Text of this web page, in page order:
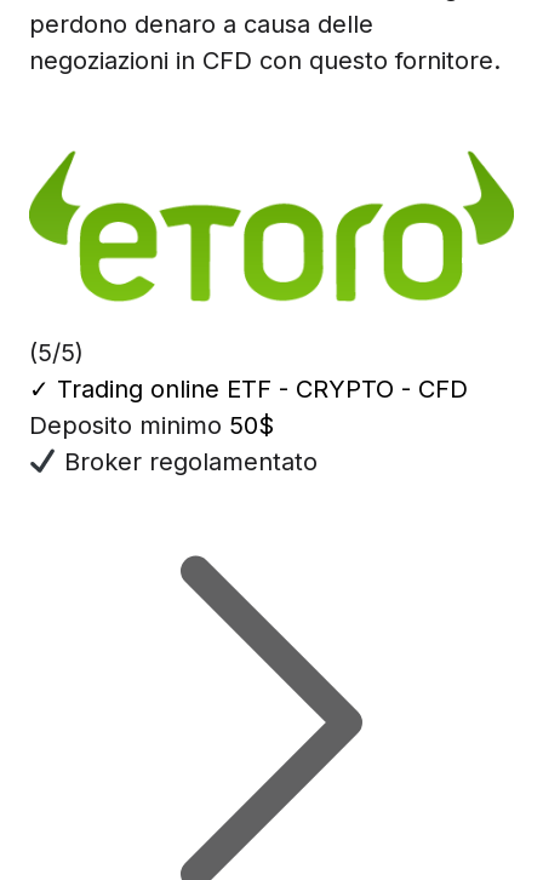
perdono denaro a causa delle
negoziazioni in CFD con questo fornitore.
(5/5)
✓ Trading online ETF - CRYPTO - CFD
Deposito minimo 50$
Broker regolamentato